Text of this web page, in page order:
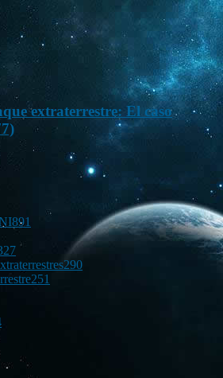
extraterrestre: El caso
891
290
251